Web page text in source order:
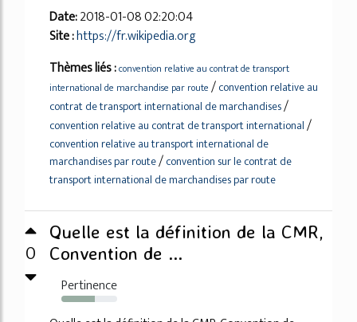
Date:2018-01-08 02:20:04
Site :https://fr.wikipedia.org
Thèmes liés :convention relative au contrat de transport
international de marchandise par route /convention relative au
contrat de transport international de marchandises/
convention relative au contrat de transport international/
convention relative au transport international de
marchandises par route/convention sur le contrat de
transport international de marchandises par route
0
Quelle est la définition de la CMR,
Convention de ...
Pertinence
60%